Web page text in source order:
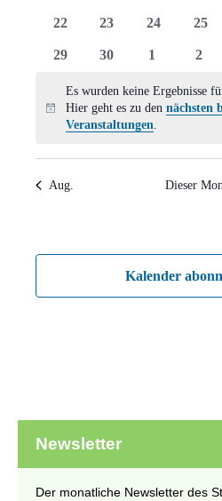
0
22
0
23
0
24
0
25
0
29
0
30
0
1
0
2
Hinweis
Es wurden keine Ergebnisse
Hier geht es zu den nächsten
Veranstaltungen.
Aug. Dieser
Kalender
Newsletter
Der monatliche Newsletter des